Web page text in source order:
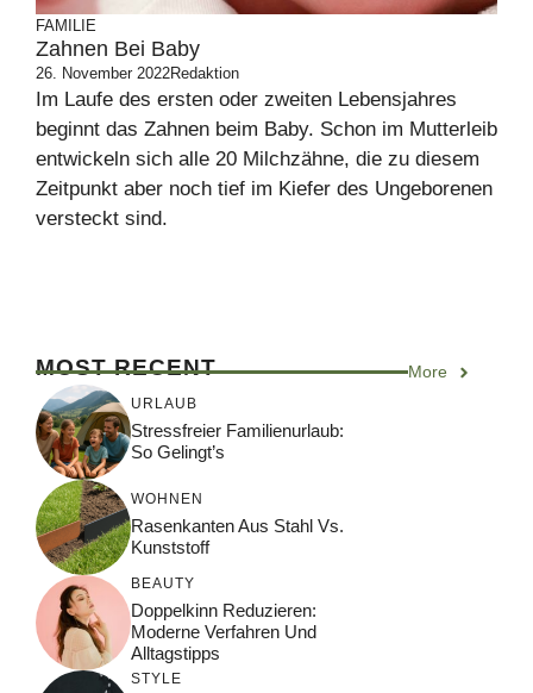
FAMILIE
Zahnen Bei Baby
26. November 2022Redaktion
Im Laufe des ersten oder zweiten Lebensjahres
beginnt das Zahnen beim Baby. Schon im Mutterleib
entwickeln sich alle 20 Milchzähne, die zu diesem
Zeitpunkt aber noch tief im Kiefer des Ungeborenen
versteckt sind.
MOST RECENT More
URLAUB
Stressfreier Familienurlaub:
So Gelingt’s
WOHNEN
Rasenkanten Aus Stahl Vs.
Kunststoff
BEAUTY
Doppelkinn Reduzieren:
Moderne Verfahren Und
Alltagstipps
STYLE